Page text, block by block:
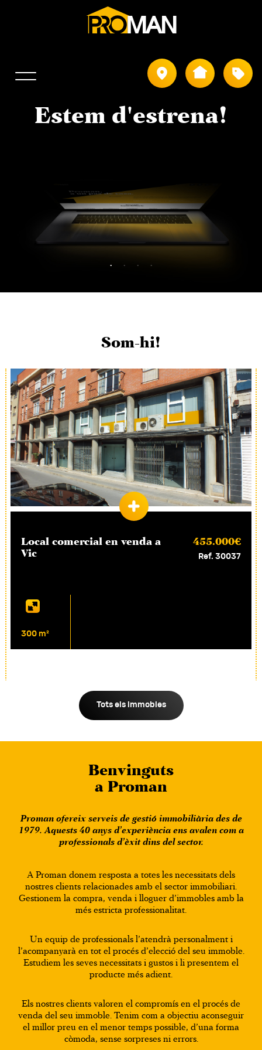
Població Tipus
Estemd'estrena!
Som-hi!
Local comercial en venda a
Vic
455.000€
Ref. 30037
300 m²
Tots els immobles
Benvinguts
a Proman
Proman ofereix serveis de gestió immobiliària des de
1979. Aquests 40 anys d’experiència ens avalen com a
professionals d’èxit dins del sector.
A Proman donem resposta a totes les necessitats dels
nostres clients relacionades amb el sector immobiliari.
Gestionem la compra, venda i lloguer d’immobles amb la
més estricta professionalitat.
Un equip de professionals l’atendrà personalment i
l’acompanyarà en tot el procés d’elecció del seu immoble.
Estudiem les seves necessitats i gustos i li presentem el
producte més adient.
Els nostres clients valoren el compromís en el procés de
venda del seu immoble. Tenim com a objectiu aconseguir
el millor preu en el menor temps possible, d’una forma
còmoda, sense sorpreses ni errors.